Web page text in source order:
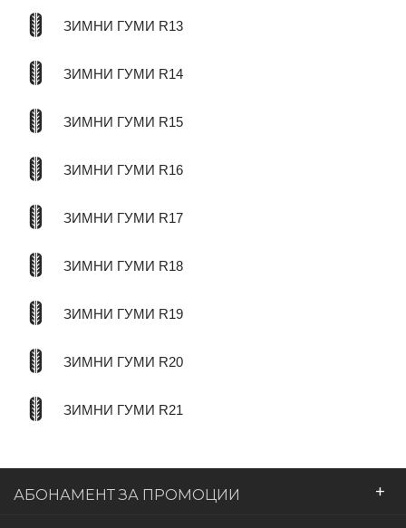
ЗИМНИ ГУМИ R13
ЗИМНИ ГУМИ R14
ЗИМНИ ГУМИ R15
ЗИМНИ ГУМИ R16
ЗИМНИ ГУМИ R17
ЗИМНИ ГУМИ R18
ЗИМНИ ГУМИ R19
ЗИМНИ ГУМИ R20
ЗИМНИ ГУМИ R21
АБОНАМЕНТ ЗА ПРОМОЦИИ +